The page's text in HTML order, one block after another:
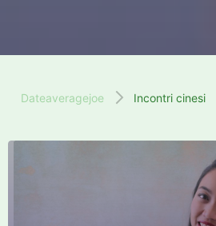
Dateaveragejoe Incontri cinesi